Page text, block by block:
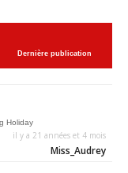
Dernière publication
Holiday
il y a 21 années et 4 mois
Miss_Audrey